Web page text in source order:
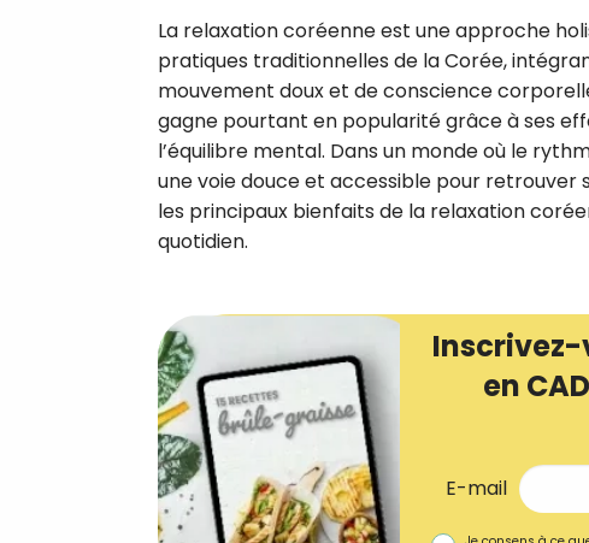
La relaxation coréenne est une approche
pratiques traditionnelles de la Corée,
mouvement doux et de conscience
gagne pourtant en popularité grâce à ses
l’équilibre mental. Dans un monde où le
une voie douce et accessible pour retrouver
les principaux bienfaits de la relaxation
quotidien.
Inscrivez-
en
E-mail